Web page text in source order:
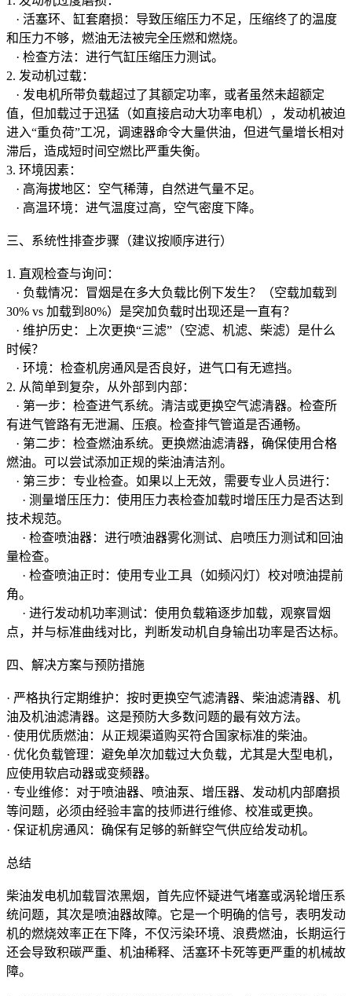
· 活塞环、缸套磨损：导致压缩压力不足，压缩终了的温度
和压力不够，燃油无法被完全压燃和燃烧。
· 检查方法：进行气缸压缩压力测试。
2. 发动机过载：
· 发电机所带负载超过了其额定功率，或者虽然未超额定
值，但加载过于迅猛（如直接启动大功率电机），发动机被迫
进入“重负荷”工况，调速器命令大量供油，但进气量增长相对
滞后，造成短时间空燃比严重失衡。
3. 环境因素：
· 高海拔地区：空气稀薄，自然进气量不足。
· 高温环境：进气温度过高，空气密度下降。
三、系统性排查步骤（建议按顺序进行）
1. 直观检查与询问：
· 负载情况：冒烟是在多大负载比例下发生？（空载加载到
30% vs 加载到80%）是突加负载时出现还是一直有？
· 维护历史：上次更换“三滤”（空滤、机滤、柴滤）是什么
时候？
· 环境：检查机房通风是否良好，进气口有无遮挡。
2. 从简单到复杂，从外部到内部：
· 第一步：检查进气系统。清洁或更换空气滤清器。检查所
有进气管路有无泄漏、压痕。检查排气管道是否通畅。
· 第二步：检查燃油系统。更换燃油滤清器，确保使用合格
燃油。可以尝试添加正规的柴油清洁剂。
· 第三步：专业检查。如果以上无效，需要专业人员进行：
· 测量增压压力：使用压力表检查加载时增压压力是否达到
技术规范。
· 检查喷油器：进行喷油器雾化测试、启喷压力测试和回油
量检查。
· 检查喷油正时：使用专业工具（如频闪灯）校对喷油提前
角。
· 进行发动机功率测试：使用负载箱逐步加载，观察冒烟
点，并与标准曲线对比，判断发动机自身输出功率是否达标。
四、解决方案与预防措施
· 严格执行定期维护：按时更换空气滤清器、柴油滤清器、机
油及机油滤清器。这是预防大多数问题的最有效方法。
· 使用优质燃油：从正规渠道购买符合国家标准的柴油。
· 优化负载管理：避免单次加载过大负载，尤其是大型电机，
应使用软启动器或变频器。
· 专业维修：对于喷油器、喷油泵、增压器、发动机内部磨损
等问题，必须由经验丰富的技师进行维修、校准或更换。
· 保证机房通风：确保有足够的新鲜空气供应给发动机。
总结
柴油发电机加载冒浓黑烟，首先应怀疑进气堵塞或涡轮增压系
统问题，其次是喷油器故障。它是一个明确的信号，表明发动
机的燃烧效率正在下降，不仅污染环境、浪费燃油，长期运行
还会导致积碳严重、机油稀释、活塞环卡死等更严重的机械故
障。